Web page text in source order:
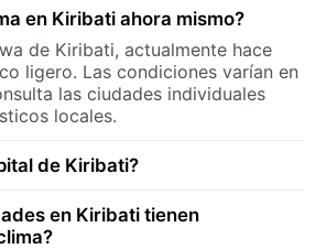
en Kiribati ahora mismo?
de Kiribati, actualmente hace
ligero. Las condiciones varían en
las ciudades individuales
locales.
de Kiribati?
en Kiribati tienen